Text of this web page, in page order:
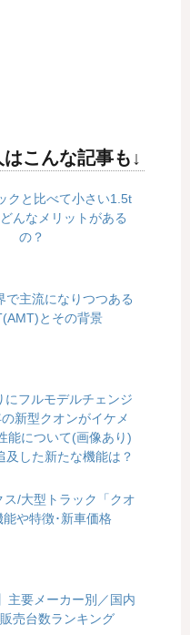
こんな記事も↓
クと比べて小さい1.5t
んなメリットがある
の？
で主流になりつつある
とその背景
にフルモデルチェンジ
新型クオンがイケメ
能について(画像あり)
及した新たな機能は？
ス/大型トラック「クオ
能や特徴･新車価格
主要メーカー別／国内
売台数ランキング